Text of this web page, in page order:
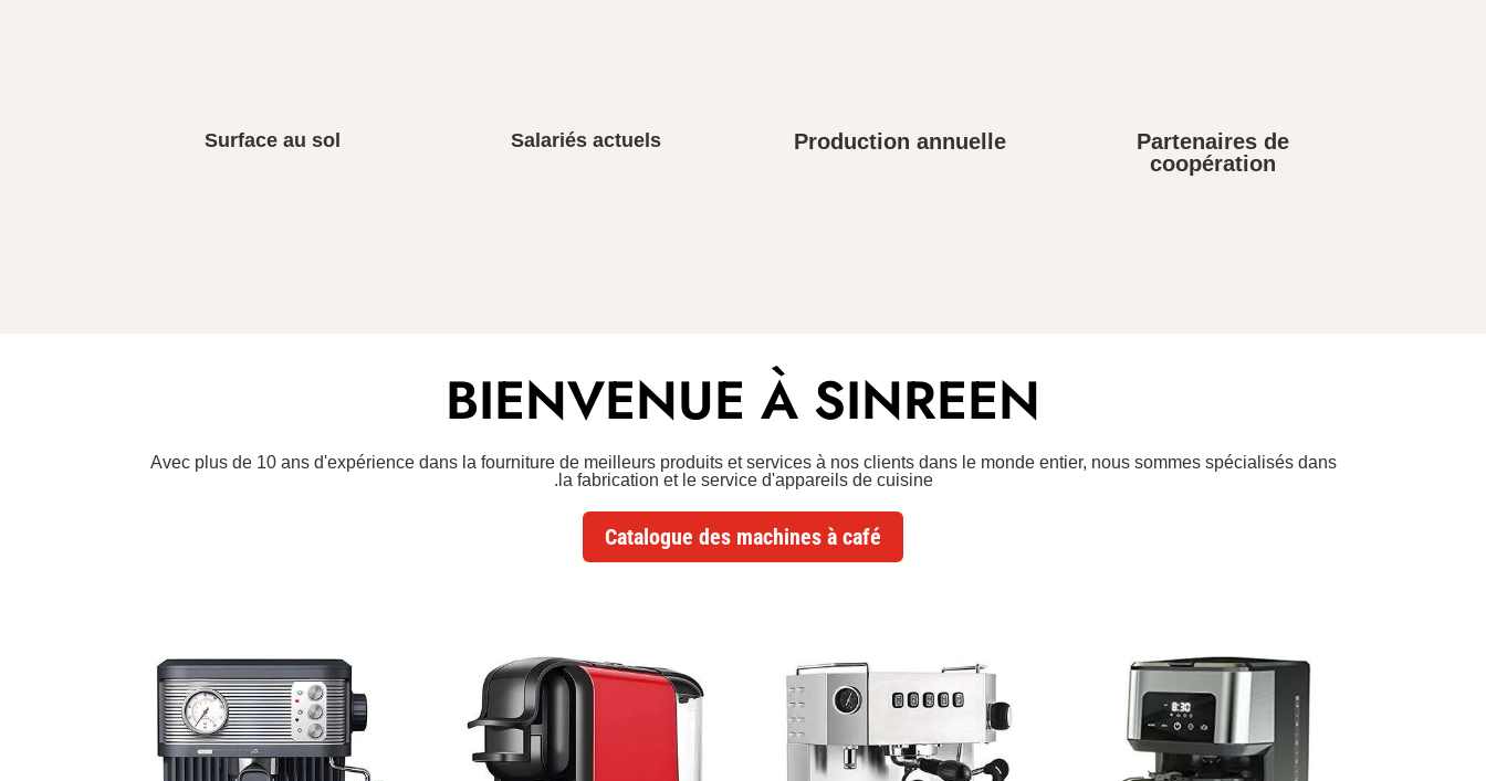
Surface au sol Salariés actuels Production annuelle
Partenaires de
coopération
BIENVENUE À SINREEN
Avec plus de 10 ans d'expérience dans la fourniture de meilleurs produits et services à nos clients dans le monde entier, nous sommes spécialisés dans
la fabrication et le service d'appareils de cuisine.
Catalogue des machines à café